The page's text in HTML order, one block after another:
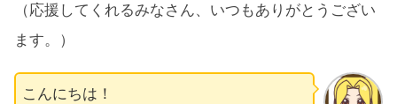
（応援してくれるみなさん、いつもありがとうござい
ます。）
こんにちは！